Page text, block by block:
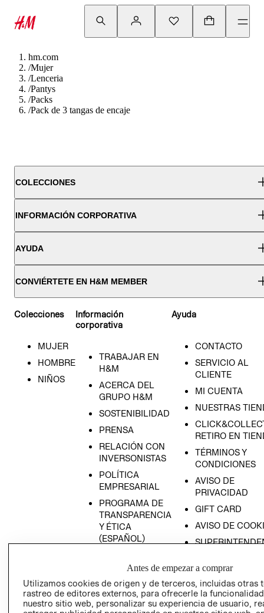
hm.com
/Mujer
/Lenceria
/Pantys
/Packs
/Pack de 3 tangas de encaje
COLECCIONES
INFORMACIÓN CORPORATIVA
AYUDA
CONVIÉRTETE EN H&M MEMBER
Colecciones
MUJER
HOMBRE
NIÑOS
Información
corporativa
TRABAJAR EN
H&M
ACERCA DEL
GRUPO H&M
SOSTENIBILIDAD
PRENSA
RELACIÓN CON
INVERSONISTAS
POLÍTICA
EMPRESARIAL
PROGRAMA DE
TRANSPARENCIA
Y ÉTICA
(ESPAÑOL)
TRANSPARENCIA
Y ÉTICA (INGLÉS)
Ayuda
CONTACTO
SERVICIO AL
CLIENTE
MI CUENTA
NUESTRAS
RETIRO EN
TÉRMINOS Y
CONDICIONES
AVISO DE
PRIVACIDAD
GIFT CARD
AVISO DE
COMERCIO - SIC
PETICIONES
QUEJAS Y
RECLAMOS
Antes de empezar a comprar
Utilizamos cookies de origen y de terceros, incluidas otras
rastreo de editores externos, para ofrecerle la
nuestro sitio web, personalizar su experiencia de usuario,